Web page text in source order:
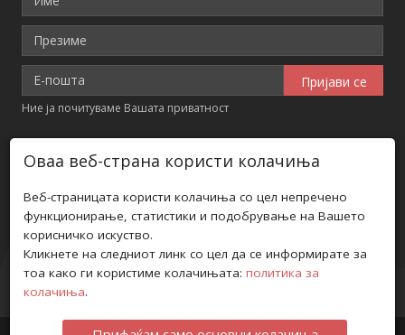
Ние ја почитуваме Вашата приватност
Адреса: 5та Прилепска Бригада бр. 8
Телефон: +389 (0) 70 208 656
Е-пошта: estrada@t.mk
Оваа веб-страна користи колачиња
Веб-страницата користи колачиња со цел непречено
функционирање, статистики и подобрување на Вашето
корисничко искуство.
Кликнете на следниот линк со цел да се информирате за
тоа како ги користиме колачињата: политика за
колачиња.